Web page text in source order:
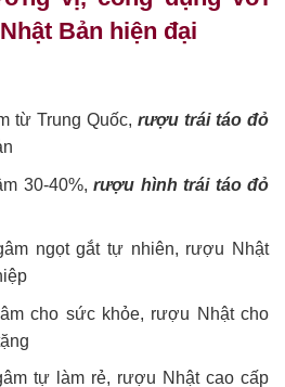
Bản hiện đại
từ Trung Quốc, rượu trái táo đỏ
30-40%,rượu hình trái táo đỏ
ngọt gắt tự nhiên, rượu Nhật
cho sức khỏe, rượu Nhật cho
tự làm rẻ, rượu Nhật cao cấp